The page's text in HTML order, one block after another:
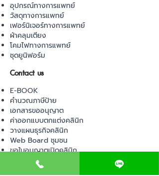
อุปกรณ์ทางการแพทย์
วัสดุทางการแพทย์
เฟอร์นิเจอร์ทางการแพทย์
ผ้าคลุมเตียง
โคมไฟทางการแพทย์
ชุดยูนิฟอร์ม
Contact us
E-BOOK
คำนวณภาษีป้าย
เอกสารขออนุญาต
ค่าออกแบบตกแต่งคลินิก
วางแผนธุรกิจคลินิก
Web Board ชุมชน
ขอใบอนุญาตเปิดคลินิก
ภาษีธุรกิจคลินิก
ตรวจสอบรายชื่อแพทย์